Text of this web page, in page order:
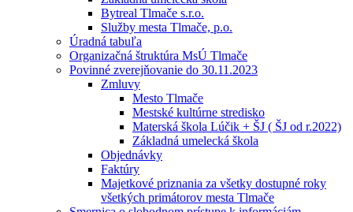
Bytreal Tlmače s.r.o.
Služby mesta Tlmače, p.o.
Úradná tabuľa
Organizačná štruktúra MsÚ Tlmače
Povinné zverejňovanie do 30.11.2023
Zmluvy
Mesto Tlmače
Mestské kultúrne stredisko
Materská škola Lúčik + ŠJ ( ŠJ od r.2022)
Základná umelecká škola
Objednávky
Faktúry
Majetkové priznania za všetky dostupné roky
všetkých primátorov mesta Tlmače